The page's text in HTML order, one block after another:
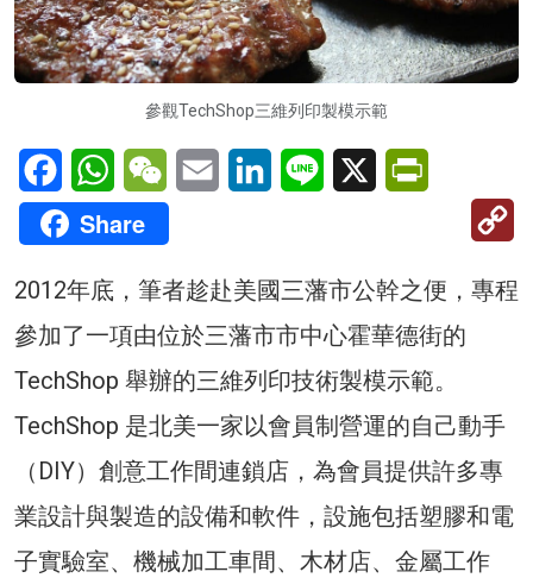
參觀TechShop三維列印製模示範
FacebookWhatsAppWeChatEmail LinkedInLine X
Share
2012年底，筆者趁赴美國三藩市公幹之便，專程
參加了一項由位於三藩市市中心霍華德街的
TechShop 舉辦的三維列印技術製模示範。
TechShop 是北美一家以會員制營運的自己動手
（DIY）創意工作間連鎖店，為會員提供許多專
業設計與製造的設備和軟件，設施包括塑膠和電
子實驗室、機械加工車間、木材店、金屬工作